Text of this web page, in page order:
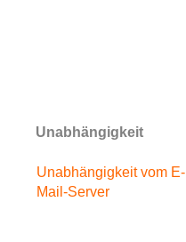
Unabhängigkeit
Unabhängigkeit vom E-
Mail-Server